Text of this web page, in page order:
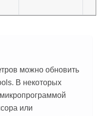
можно обновить
В некоторых
или